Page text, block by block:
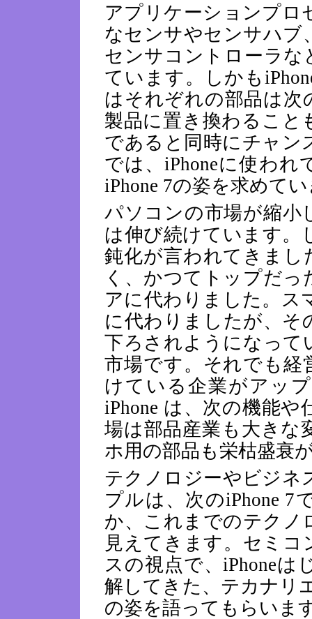
アプリケーションプロ
なセンサやセンサハブ
センサコントローラな
ています。しかも
はそれぞれの部品は次
製品に置き換わること
であると同時にチャン
では、iPhoneに使われ
iPhone 7の姿を求めて
パソコンの市場が縮小
は伸び続けています。
鈍化が言われてきまし
く、かつてトップだ
アに代わりました。ス
に代わりましたが、そ
下ろされようになって
市場です。それでも経
けている企業がアッ
iPhone は、次の機能
場は部品産業も大きな
ホ用の部品も栄枯盛衰
テクノロジーやビジネ
プルは、次のiPhone 7
か、これまでのテクノ
見えてきます。セミ
スの視点で、iPhone
解してきた、テカナリ
の姿を語ってもらいま